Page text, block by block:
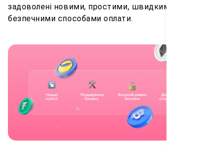
задоволені новими, простими, швидкими і
безпечними способами оплати.